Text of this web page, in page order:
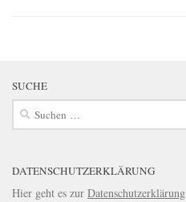
SUCHE
Suchen
nach:
DATENSCHUTZERKLÄRUNG
Hier geht es zur Datenschutzerklärung